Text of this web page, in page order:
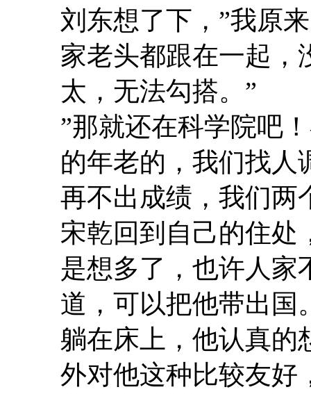
刘东想了下，”我原
家老头都跟在一起，
太，无法勾搭。”
”那就还在科学院吧
的年老的，我们找人
再不出成绩，我们两
宋乾回到自己的住处
是想多了，也许人家
道，可以把他带出国
躺在床上，他认真的
外对他这种比较友好